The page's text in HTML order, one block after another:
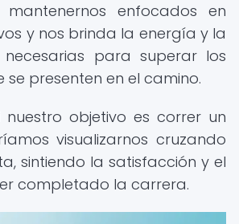
enfocados en
y nos brinda la energía y la
necesarias para superar los
presenten en el camino.
nuestro objetivo es correr un
visualizarnos cruzando
sintiendo la satisfacción y el
completado la carrera.